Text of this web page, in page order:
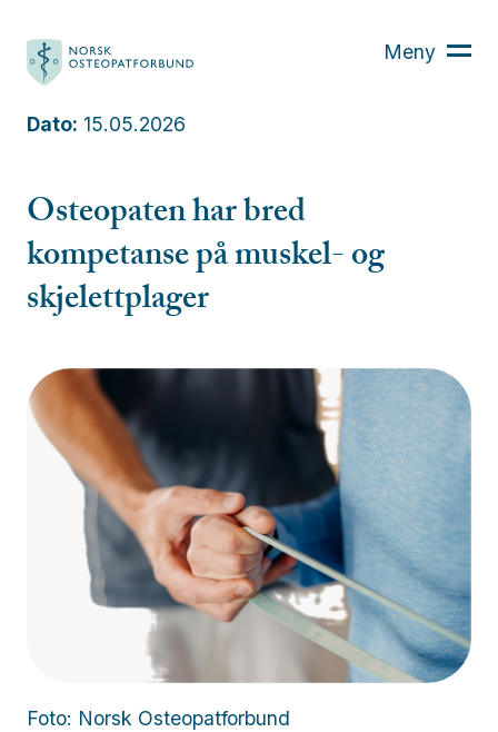
Finn din osteopat
Osteopaten
Aktuelt
Om oss
Bli medlem
For medlemmer
Meny
Dato: 15.05.2026
Osteopaten har bred
kompetanse på muskel- og
skjelettplager
Foto: Norsk Osteopatforbund